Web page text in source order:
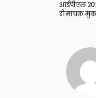
आईपीएल
रोमांचक